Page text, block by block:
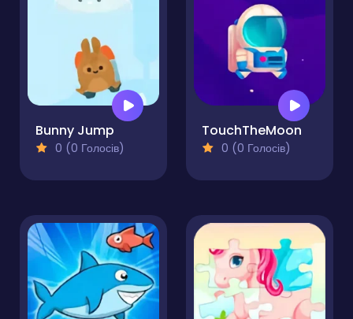
Bunny Jump
0 (0 Голосів)
TouchTheMoon
0 (0 Голосів)